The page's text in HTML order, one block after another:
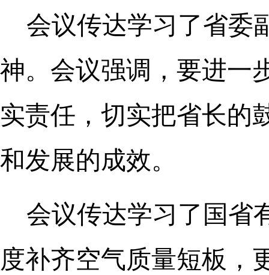
会议传达学习了省委
神。会议强调，要进一
实责任，切实把省长的
和发展的成效。
会议传达学习了国省
度补齐空气质量短板，